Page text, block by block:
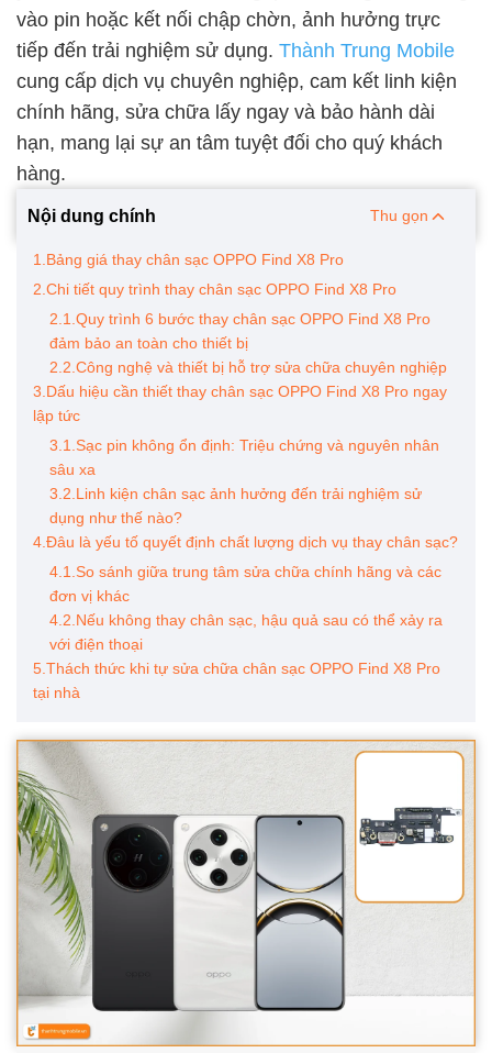
vào pin hoặc kết nối chập chờn, ảnh hưởng trực
tiếp đến trải nghiệm sử dụng. Thành Trung Mobile
cung cấp dịch vụ chuyên nghiệp, cam kết linh kiện
chính hãng, sửa chữa lấy ngay và bảo hành dài
hạn, mang lại sự an tâm tuyệt đối cho quý khách
hàng.
Nội dung chính Thu gọn
1.Bảng giá thay chân sạc OPPO Find X8 Pro
2.Chi tiết quy trình thay chân sạc OPPO Find X8 Pro
2.1.Quy trình 6 bước thay chân sạc OPPO Find X8 Pro
đảm bảo an toàn cho thiết bị
2.2.Công nghệ và thiết bị hỗ trợ sửa chữa chuyên nghiệp
3.Dấu hiệu cần thiết thay chân sạc OPPO Find X8 Pro ngay
lập tức
3.1.Sạc pin không ổn định: Triệu chứng và nguyên nhân
sâu xa
3.2.Linh kiện chân sạc ảnh hưởng đến trải nghiệm sử
dụng như thế nào?
4.Đâu là yếu tố quyết định chất lượng dịch vụ thay chân sạc?
4.1.So sánh giữa trung tâm sửa chữa chính hãng và các
đơn vị khác
4.2.Nếu không thay chân sạc, hậu quả sau có thể xảy ra
với điện thoại
5.Thách thức khi tự sửa chữa chân sạc OPPO Find X8 Pro
tại nhà